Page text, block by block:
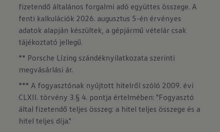
fizetendő általános forgalmi adó együttes összege. A
fenti kalkulációk 2026. augusztus 5-én érvényes
adatok alapján készültek, a gépjármű vételár csak
tájékoztató jellegű.
** Porsche Lízing szándéknyilatkozata szerinti
megvásárlási ár.
*** A fogyasztónak nyújtott hitelről szóló 2009. évi
CLXII. törvény 3.§ 4. pontja értelmében: "Fogyasztó
által fizetendő teljes összeg: a hitel teljes összege és a
hitel teljes díja."